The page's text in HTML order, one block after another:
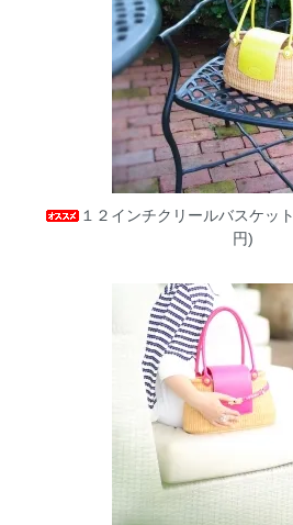
１２インチクリールバスケット
円)